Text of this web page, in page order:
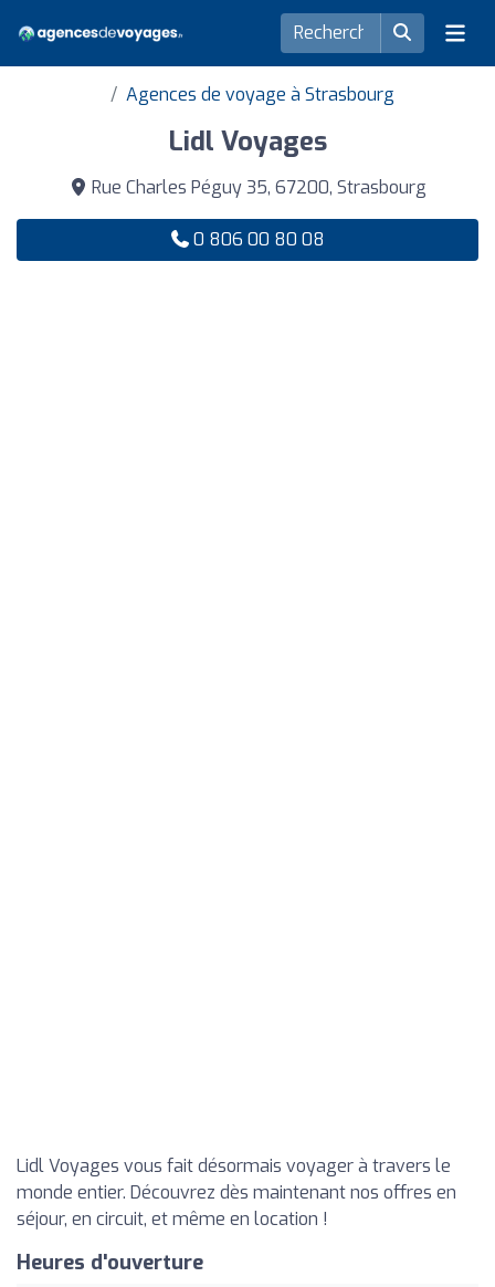
Agences de voyage à Strasbourg
Lidl Voyages
Rue Charles Péguy 35, 67200, Strasbourg
0 806 00 80 08
Lidl Voyages vous fait désormais voyager à travers le
monde entier. Découvrez dès maintenant nos offres en
séjour, en circuit, et même en location !
Heures d'ouverture